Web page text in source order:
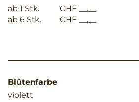
ab 1 Stk.
CHF __,__
ab 6 Stk.
CHF __,__
Blütenfarbe
violett